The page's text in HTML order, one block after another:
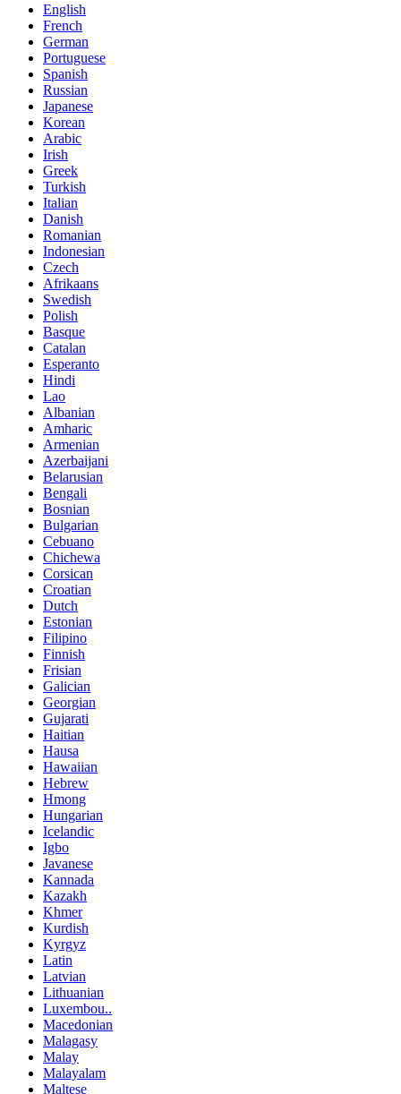
English
French
German
Portuguese
Spanish
Russian
Japanese
Korean
Arabic
Irish
Greek
Turkish
Italian
Danish
Romanian
Indonesian
Czech
Afrikaans
Swedish
Polish
Basque
Catalan
Esperanto
Hindi
Lao
Albanian
Amharic
Armenian
Azerbaijani
Belarusian
Bengali
Bosnian
Bulgarian
Cebuano
Chichewa
Corsican
Croatian
Dutch
Estonian
Filipino
Finnish
Frisian
Galician
Georgian
Gujarati
Haitian
Hausa
Hawaiian
Hebrew
Hmong
Hungarian
Icelandic
Igbo
Javanese
Kannada
Kazakh
Khmer
Kurdish
Kyrgyz
Latin
Latvian
Lithuanian
Luxembou..
Macedonian
Malagasy
Malay
Malayalam
Maltese